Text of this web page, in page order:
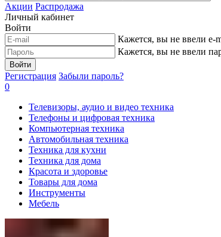
Акции Распродажа
Личный кабинет
Войти
Кажется, вы не ввели e-
Кажется, вы не ввели
Войти
Регистрация Забыли пароль?
0
Телевизоры, аудио и видео техника
Телефоны и цифровая техника
Компьютерная техника
Автомобильная техника
Техника для кухни
Техника для дома
Красота и здоровье
Товары для дома
Инструменты
Мебель